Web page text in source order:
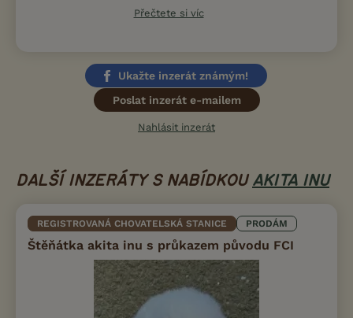
Přečtete si víc
Ukažte inzerát známým!
Poslat inzerát e-mailem
Nahlásit inzerát
DALŠÍ INZERÁTY S NABÍDKOU AKITA INU
REGISTROVANÁ CHOVATELSKÁ STANICE PRODÁM
Štěňátka akita inu s průkazem původu FCI